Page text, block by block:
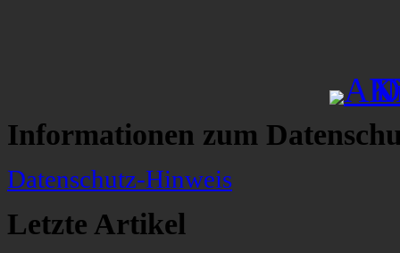
Informationen zum
Datenschutz-Hinweis
Letzte Artikel